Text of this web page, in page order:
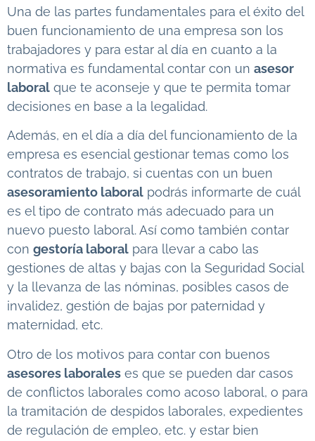
Una de las partes fundamentales para el éxito del
buen funcionamiento de una empresa son los
trabajadores y para estar al día en cuanto a la
normativa es fundamental contar con un asesor
laboral que te aconseje y que te permita tomar
decisiones en base a la legalidad.
Además, en el día a día del funcionamiento de la
empresa es esencial gestionar temas como los
contratos de trabajo, si cuentas con un buen
asesoramiento laboral podrás informarte de cuál
es el tipo de contrato más adecuado para un
nuevo puesto laboral. Así como también contar
con gestoría laboral para llevar a cabo las
gestiones de altas y bajas con la Seguridad Social
y la llevanza de las nóminas, posibles casos de
invalidez, gestión de bajas por paternidad y
maternidad, etc.
Otro de los motivos para contar con buenos
asesores laborales es que se pueden dar casos
de conflictos laborales como acoso laboral, o para
la tramitación de despidos laborales, expedientes
de regulación de empleo, etc. y estar bien